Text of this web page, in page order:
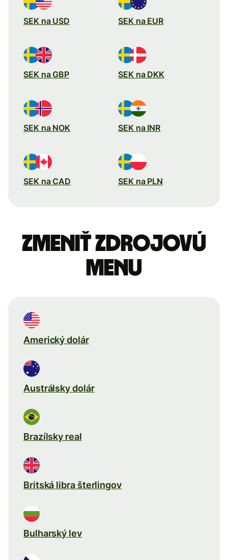
SEK na USD SEK na EUR
SEK na GBP SEK na DKK
SEK na NOK SEK na INR
SEK na CAD SEK na PLN
Zmeniť zdrojovú
menu
Americký dolár
Austrálsky dolár
Brazílsky real
Britská libra šterlingov
Bulharský lev